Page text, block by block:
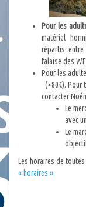
Pour les
matériel
répartis
falaise des
Pour les
(+80€). Pour
contacter
Le
avec
Le
Les horaires de
« horaires ».